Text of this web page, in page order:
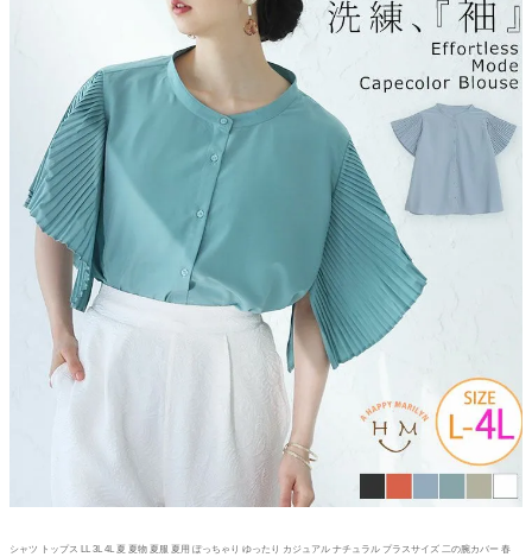
シャツ トップス LL 3L 4L 夏 夏物 夏服 夏用 ぽっちゃり ゆったり カジュアル ナチュラル プラスサイズ 二の腕カバー 春